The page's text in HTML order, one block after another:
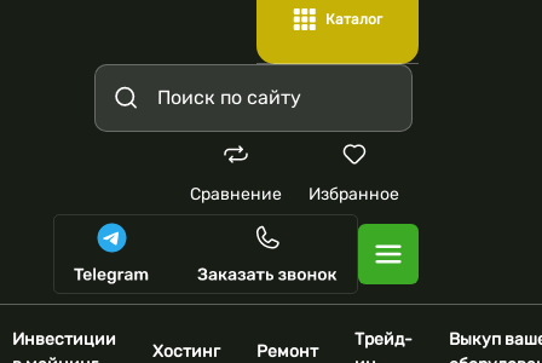
Каталог
Сравнение Избранное
Инвестиции
Хостинг Ремонт
Трейд-
Выкуп